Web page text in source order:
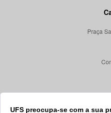
UFS preocupa-se com a sua
Praça